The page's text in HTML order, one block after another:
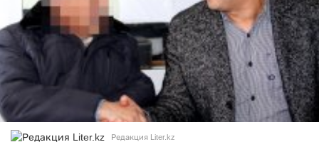
Редакция Liter.kz